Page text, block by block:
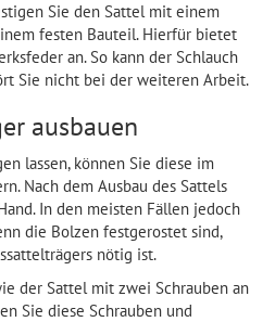
Sie den Sattel mit einem
festen Bauteil. Hierfür bietet
an. So kann der Schlauch
Sie nicht bei der weiteren Arbeit.
ausbauen
lassen, können Sie diese im
Nach dem Ausbau des Sattels
In den meisten Fällen jedoch
die Bolzen festgerostet sind,
nötig ist.
der Sattel mit zwei Schrauben an
Sie diese Schrauben und